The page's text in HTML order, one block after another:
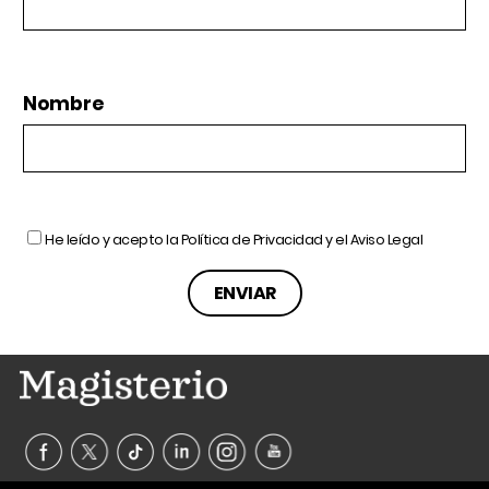
Nombre
He leído y acepto laPolítica de Privacidady elAviso Legal